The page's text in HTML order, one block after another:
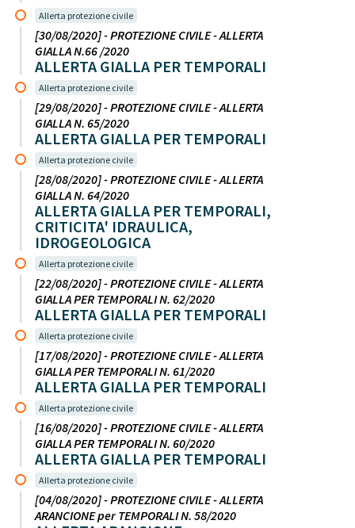
Allerta protezione civile
[30/08/2020] - PROTEZIONE CIVILE - ALLERTA
GIALLA N.66 /2020
ALLERTA GIALLA PER TEMPORALI
Allerta protezione civile
[29/08/2020] - PROTEZIONE CIVILE - ALLERTA
GIALLA N. 65/2020
ALLERTA GIALLA PER TEMPORALI
Allerta protezione civile
[28/08/2020] - PROTEZIONE CIVILE - ALLERTA
GIALLA N. 64/2020
ALLERTA GIALLA PER TEMPORALI,
CRITICITA' IDRAULICA,
IDROGEOLOGICA
Allerta protezione civile
[22/08/2020] - PROTEZIONE CIVILE - ALLERTA
GIALLA PER TEMPORALI N. 62/2020
ALLERTA GIALLA PER TEMPORALI
Allerta protezione civile
[17/08/2020] - PROTEZIONE CIVILE - ALLERTA
GIALLA PER TEMPORALI N. 61/2020
ALLERTA GIALLA PER TEMPORALI
Allerta protezione civile
[16/08/2020] - PROTEZIONE CIVILE - ALLERTA
GIALLA PER TEMPORALI N. 60/2020
ALLERTA GIALLA PER TEMPORALI
Allerta protezione civile
[04/08/2020] - PROTEZIONE CIVILE - ALLERTA
ARANCIONE per TEMPORALI N. 58/2020